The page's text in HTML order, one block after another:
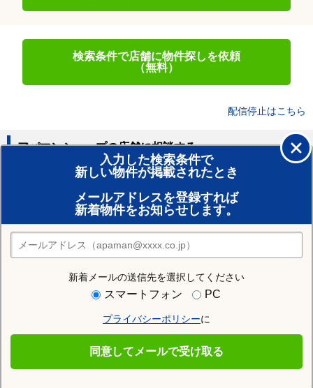
検索条件で店舗に物件探しを依頼
（無料）
配信停止はこちら
入力した検索条件で
新しい物件が掲載されたとき
メールアドレスを登録すれば
新着物件をお知らせします。
新着メールの送信先を選択してください
スマートフォン PC
プライバシーポリシーに
同意してメールで受け取る
アパマンショップの店舗に相談する
賃貸のプロがお部屋探し！
おまかせ物件リクエスト
住みたい街の店舗を探す
店舗検索
住む街研究所で札幌市白石区の情報を見る
札幌市白石区の施設一覧